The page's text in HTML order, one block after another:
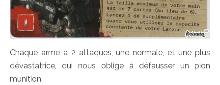
Chaque arme a 2 attaques, une normale, et une plus
dévastatrice, qui nous oblige à défausser un pion
munition.